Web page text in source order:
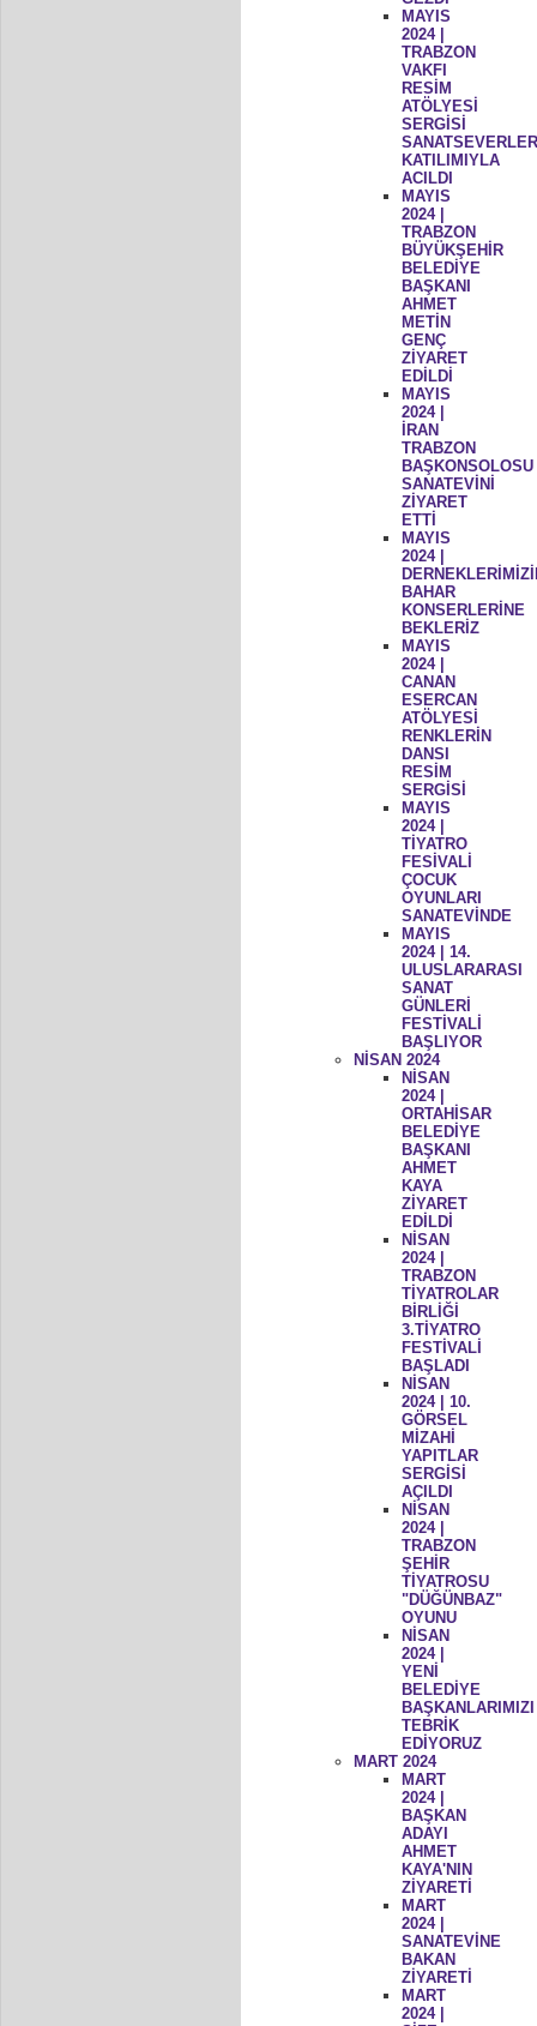
MAYIS
2024 |
TRABZON
VAKFI
RESİM
ATÖLYESİ
SERGİSİ
KATILIMIYLA
ACILDI
MAYIS
2024 |
TRABZON
BÜYÜKŞEHİR
BELEDİYE
BAŞKANI
AHMET
METİN
GENÇ
ZİYARET
EDİLDİ
MAYIS
2024 |
İRAN
TRABZON
BAŞKONSOLOSU
SANATEVİNİ
ZİYARET
ETTİ
MAYIS
2024 |
BAHAR
KONSERLERİNE
BEKLERİZ
MAYIS
2024 |
CANAN
ESERCAN
ATÖLYESİ
RENKLERİN
DANSI
RESİM
SERGİSİ
MAYIS
2024 |
TİYATRO
FESİVALİ
ÇOCUK
OYUNLARI
SANATEVİNDE
MAYIS
2024 | 14.
ULUSLARARASI
SANAT
GÜNLERİ
FESTİVALİ
BAŞLIYOR
NİSAN 2024
NİSAN
2024 |
ORTAHİSAR
BELEDİYE
BAŞKANI
AHMET
KAYA
ZİYARET
EDİLDİ
NİSAN
2024 |
TRABZON
TİYATROLAR
BİRLİĞİ
3.TİYATRO
FESTİVALİ
BAŞLADI
NİSAN
2024 | 10.
GÖRSEL
MİZAHİ
YAPITLAR
SERGİSİ
AÇILDI
NİSAN
2024 |
TRABZON
ŞEHİR
TİYATROSU
"DÜĞÜNBAZ"
OYUNU
NİSAN
2024 |
YENİ
BELEDİYE
BAŞKANLARIMIZI
TEBRİK
EDİYORUZ
MART 2024
MART
2024 |
BAŞKAN
ADAYI
AHMET
KAYA'NIN
ZİYARETİ
MART
2024 |
SANATEVİNE
BAKAN
ZİYARETİ
MART
2024 |